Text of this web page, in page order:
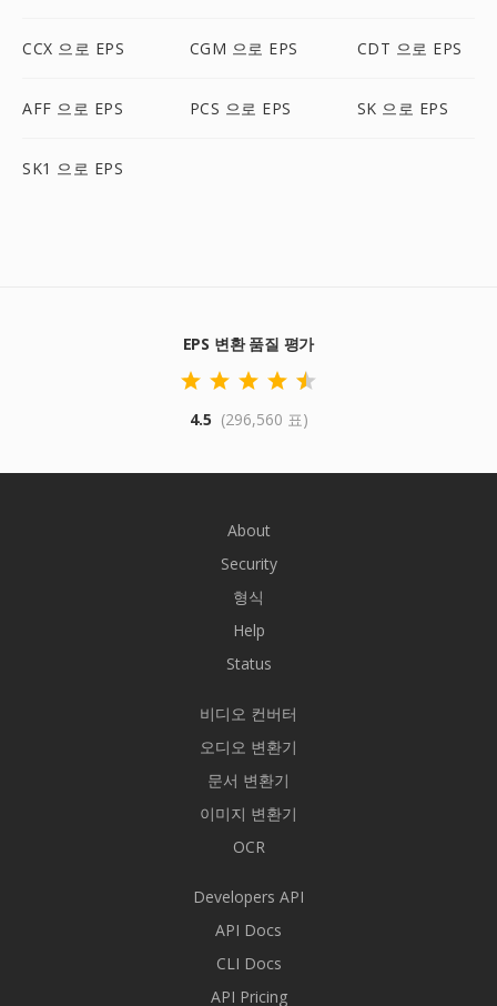
CCX 으로 EPS CGM 으로 EPS CDT 으로 EPS
AFF 으로 EPS PCS 으로 EPS SK 으로 EPS
SK1 으로 EPS
EPS 변환 품질 평가
4.5 (296,560 표)
About
Security
형식
Help
Status
비디오 컨버터
오디오 변환기
문서 변환기
이미지 변환기
OCR
Developers API
API Docs
CLI Docs
API Pricing